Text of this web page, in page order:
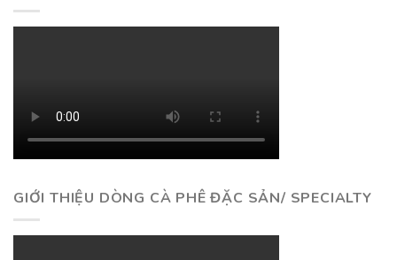
GIỚI THIỆU DÒNG CÀ PHÊ ĐẶC SẢN/ SPECIALTY